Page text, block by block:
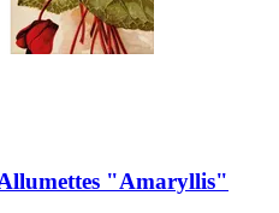
"Amaryllis"